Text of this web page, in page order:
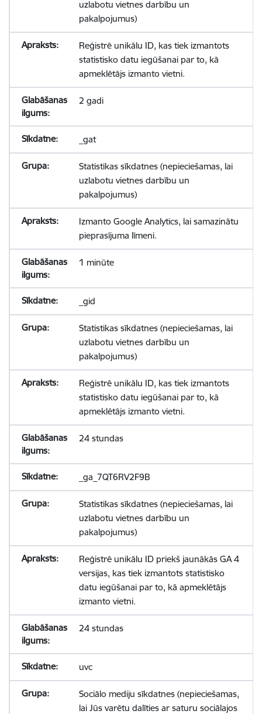
uzlabotu vietnes darbību un
pakalpojumus)
Reģistrē unikālu ID, kas tiek izmantots
statistisko datu iegūšanai par to, kā
apmeklētājs izmanto vietni.
2 gadi
_gat
Statistikas sīkdatnes (nepieciešamas, lai
uzlabotu vietnes darbību un
pakalpojumus)
Izmanto Google Analytics, lai samazinātu
pieprasījuma līmeni.
1 minūte
_gid
Statistikas sīkdatnes (nepieciešamas, lai
uzlabotu vietnes darbību un
pakalpojumus)
Reģistrē unikālu ID, kas tiek izmantots
statistisko datu iegūšanai par to, kā
apmeklētājs izmanto vietni.
24 stundas
_ga_7QT6RV2F9B
Statistikas sīkdatnes (nepieciešamas, lai
uzlabotu vietnes darbību un
pakalpojumus)
Reģistrē unikālu ID priekš jaunākās GA 4
versijas, kas tiek izmantots statistisko
datu iegūšanai par to, kā apmeklētājs
izmanto vietni.
24 stundas
uvc
Sociālo mediju sīkdatnes (nepieciešamas,
lai Jūs varētu dalīties ar saturu sociālajos